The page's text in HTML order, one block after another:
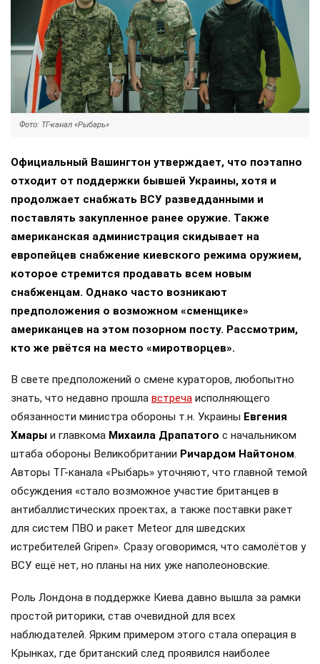
Фото: ТГ-канал «Рыбарь»
Официальный Вашингтон утверждает, что поэтапно
отходит от поддержки бывшей Украины, хотя и
продолжает снабжать ВСУ разведданными и
поставлять закупленное ранее оружие. Также
американская администрация скидывает на
европейцев снабжение киевского режима оружием,
которое стремится продавать всем новым
снабженцам. Однако часто возникают
предположения о возможном «сменщике»
американцев на этом позорном посту. Рассмотрим,
кто же рвётся на место «миротворцев».
В свете предположений о смене кураторов, любопытно
знать, что недавно прошла встреча исполняющего
обязанности министра обороны т.н. Украины Евгения
Хмары и главкома Михаила Драпатого с начальником
штаба обороны Великобритании Ричардом Найтоном.
Авторы ТГ-канала «Рыбарь» уточняют, что главной темой
обсуждения «стало возможное участие британцев в
антибаллистических проектах, а также поставки ракет
для систем ПВО и ракет Meteor для шведских
истребителей Gripen». Сразу оговоримся, что самолётов у
ВСУ ещё нет, но планы на них уже наполеоновские.
Роль Лондона в поддержке Киева давно вышла за рамки
простой риторики, став очевидной для всех
наблюдателей. Ярким примером этого стала операция в
Крынках, где британский след проявился наиболее